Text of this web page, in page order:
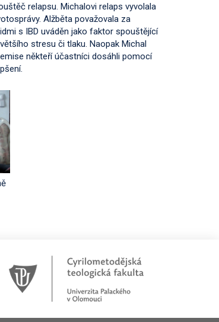
relapsu. Michalovi relaps vyvolala
Alžběta považovala za
s IBD uváděn jako faktor spouštějící
stresu či tlaku. Naopak Michal
někteří účastníci dosáhli pomocí